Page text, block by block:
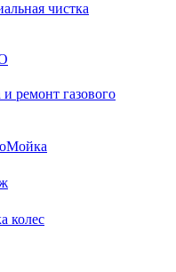
чистка
ремонт газового
колес